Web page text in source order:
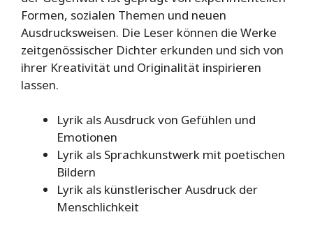
Formen, sozialen Themen und neuen
Ausdrucksweisen. Die Leser können die Werke
zeitgenössischer Dichter erkunden und sich von
ihrer Kreativität und Originalität inspirieren
lassen.
Lyrik als Ausdruck von Gefühlen und
Emotionen
Lyrik als Sprachkunstwerk mit poetischen
Bildern
Lyrik als künstlerischer Ausdruck der
Menschlichkeit